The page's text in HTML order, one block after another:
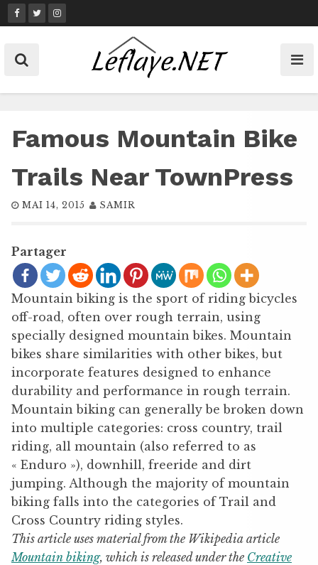
Skip
to
Famous Mountain Bike
Trails Near TownPress
MAI 14, 2015 SAMIR
Partager
Mountain biking is the sport of riding bicycles
off-road, often over rough terrain, using
specially designed mountain bikes. Mountain
bikes share similarities with other bikes, but
incorporate features designed to enhance
durability and performance in rough terrain.
Mountain biking can generally be broken down
into multiple categories: cross country, trail
riding, all mountain (also referred to as
« Enduro »), downhill, freeride and dirt
jumping. Although the majority of mountain
biking falls into the categories of Trail and
Cross Country riding styles.
This article uses material from the Wikipedia article
Mountain biking, which is released under the Creative